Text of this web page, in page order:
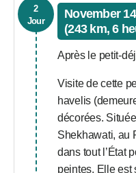
2
Jour
November
(243 km, 6
Après le petit-
Visite de cette
havelis
décorées.
Shekhawati, au
dans tout l’État
peintes. Elle est